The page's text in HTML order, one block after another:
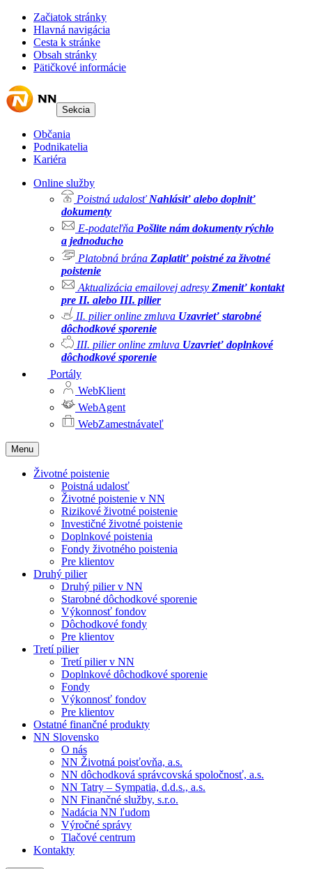
Začiatok stránky
Hlavná navigácia
Cesta k stránke
Obsah stránky
Pätičkové informácie
Sekcia
Občania
Podnikatelia
Kariéra
Online služby
Poistná udalosť Nahlásiť alebo doplniť
dokumenty
E-podateľňa Pošlite nám dokumenty rýchlo
a jednoducho
Platobná brána Zaplatiť poistné za životné
poistenie
Aktualizácia emailovej adresy Zmeniť kontakt
pre II. alebo III. pilier
II. pilier online zmluva Uzavrieť starobné
dôchodkové sporenie
III. pilier online zmluva Uzavrieť doplnkové
dôchodkové sporenie
Portály
WebKlient
WebAgent
WebZamestnávateľ
Menu
Životné poistenie
Poistná udalosť
Životné poistenie v NN
Rizikové životné poistenie
Investičné životné poistenie
Doplnkové poistenia
Fondy životného poistenia
Pre klientov
Druhý pilier
Druhý pilier v NN
Starobné dôchodkové sporenie
Výkonnosť fondov
Dôchodkové fondy
Pre klientov
Tretí pilier
Tretí pilier v NN
Doplnkové dôchodkové sporenie
Fondy
Výkonnosť fondov
Pre klientov
Ostatné finančné produkty
NN Slovensko
O nás
NN Životná poisťovňa, a.s.
NN dôchodková správcovská spoločnosť, a.s.
NN Tatry – Sympatia, d.d.s., a.s.
NN Finančné služby, s.r.o.
Nadácia NN ľudom
Výročné správy
Tlačové centrum
Kontakty